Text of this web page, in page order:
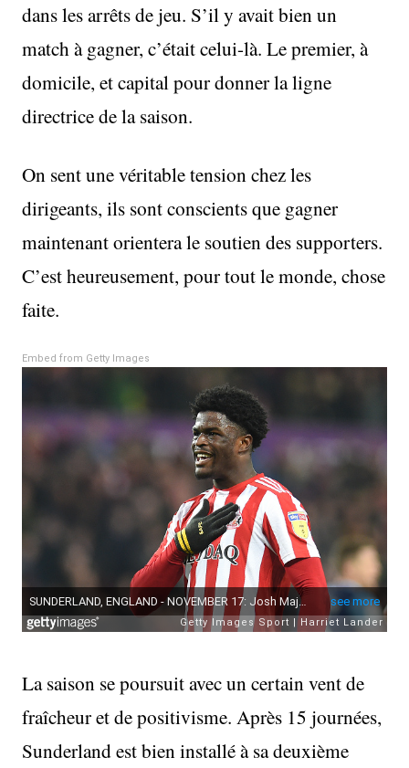
dans les arrêts de jeu. S’il y avait bien un
match à gagner, c’était celui-là. Le premier, à
domicile, et capital pour donner la ligne
directrice de la saison.
On sent une véritable tension chez les
dirigeants, ils sont conscients que gagner
maintenant orientera le soutien des supporters.
C’est heureusement, pour tout le monde, chose
faite.
Embed from Getty Images
La saison se poursuit avec un certain vent de
fraîcheur et de positivisme. Après 15 journées,
Sunderland est bien installé à sa deuxième